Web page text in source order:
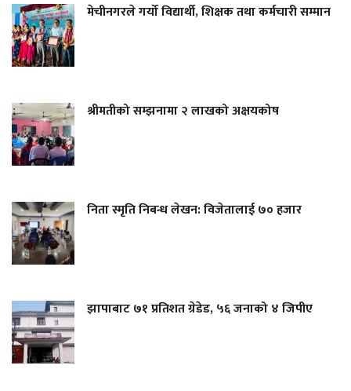
मेचीनगरले गर्यो विद्यार्थी, शिक्षक तथा कर्मचारी सम्मान
श्रीमतीको सम्झनामा २ लाखको अक्षयकोष
निता स्मृति निबन्ध लेखन: विजेतालाई ७० हजार
झापाबाट ७१ प्रतिशत ग्रेडेड, ५६ जनाको ४ जिपीए